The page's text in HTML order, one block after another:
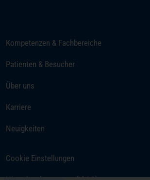
Kompetenzen & Fachbereiche
Patienten & Besucher
Über uns
Karriere
Neuigkeiten
Cookie Einstellungen